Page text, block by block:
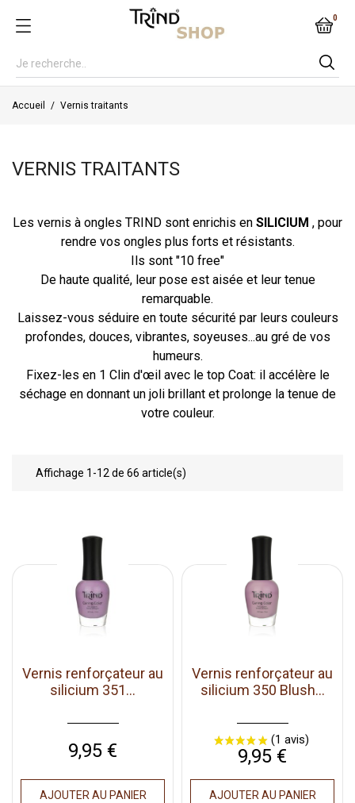
0
Accueil Vernis traitants
VERNIS TRAITANTS
Les vernis à ongles TRIND sont enrichis en SILICIUM , pour
rendre vos ongles plus forts et résistants.
Ils sont "10 free"
De haute qualité, leur pose est aisée et leur tenue
remarquable.
Laissez-vous séduire en toute sécurité par leurs couleurs
profondes, douces, vibrantes, soyeuses...au gré de vos
humeurs.
Fixez-les en 1 Clin d'œil avec le top Coat: il accélère le
séchage en donnant un joli brillant et prolonge la tenue de
votre couleur.
Affichage 1-12 de 66 article(s)
Vernis renforçateur au
silicium 351...
Prix
9,95 €
AJOUTER AU PANIER
Vernis renforçateur au
silicium 350 Blush...
Prix
9,95 €
AJOUTER AU PANIER